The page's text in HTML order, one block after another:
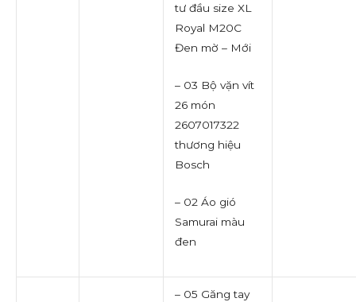
tư đầu size XL
Royal M20C
Đen mờ – Mới
– 03 Bộ vặn vít
26 món
2607017322
thương hiệu
Bosch
– 02 Áo gió
Samurai màu
đen
– 05 Găng tay